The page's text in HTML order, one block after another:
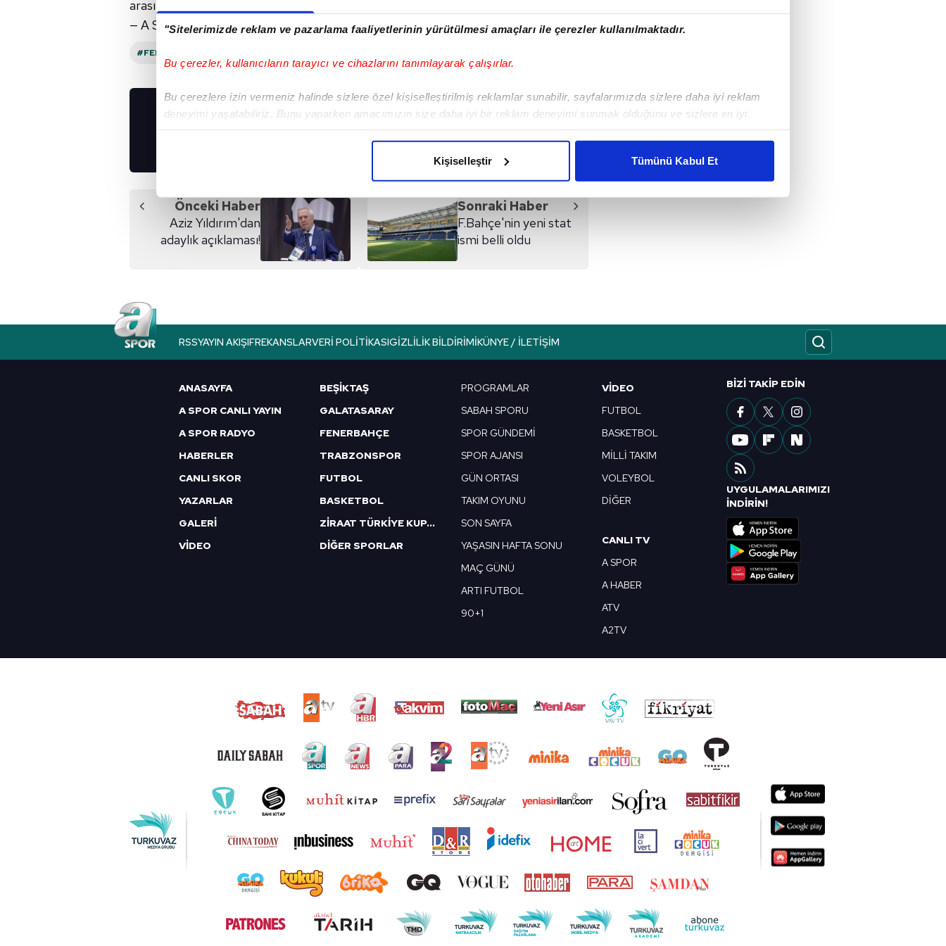
"Sitelerimizde reklam ve pazarlama faaliyetlerinin yürütülmesi amaçları ile çerezler kullanılmaktadır.
Bu çerezler, kullanıcıların tarayıcı ve cihazlarını tanımlayarak çalışırlar.
Bu çerezlere izin vermeniz halinde sizlere özel kişiselleştirilmiş reklamlar sunabilir, sayfalarımızda sizlere daha iyi reklam
deneyimi yaşatabiliriz. Bunu yaparken amacımızın size daha iyi bir reklam deneyimi sunmak olduğunu ve sizlere en iyi
Her halükârda, kullanıcılar, bu çerezlere izin vermedikleri takdirde, kullanıcılara hedefli reklamlar gösterilmeyecektir."
Sizlere daha iyi bir hizmet sunabilmek için İnternet Sitemizde kendimize ve üçüncü kişilere ait çerezler kullanılmaktadır. Bu
çerezler vasıtasıyla çeşitli kişisel verileriniz işlenmekte olup gerekli olan çerezler bilgi toplumu hizmetlerinin sunulması
amacıyla kullanılmaktadır. Diğer çerezler, sitemizin daha işlevsel kılınması ve kişiselleştirilmesi ve sizlere yönelik
6698 sayılı Kişisel Verilerin Korunması Kanunu uyarınca hazırlanmış Aydınlatma Metnimizi okumak ve sitemizde ilgili
Kişiselleştir Tümünü Kabul Et
arasında çıkan tartışmayı Aziz Yıldırım araya…
— A Spor (@aspor) July 26, 2025
#FENERBAHÇE KULÜBÜ
Önceki Haber
Aziz Yıldırım'dan
adaylık açıklaması!
Sonraki Haber
F.Bahçe'nin yeni stat
ismi belli oldu
RSSYAYIN AKIŞIFREKANSLARVERI POLITIKASIGIZLILIK BILDIRIMIKÜNYE / İLETIŞIM
ANASAYFA
A SPOR CANLI YAYIN
A SPOR RADYO
HABERLER
CANLI SKOR
YAZARLAR
GALERİ
VİDEO
BEŞİKTAŞ
GALATASARAY
FENERBAHÇE
TRABZONSPOR
FUTBOL
BASKETBOL
ZİRAAT TÜRKİYE KUPASI
DİĞER SPORLAR
PROGRAMLAR
SABAH SPORU
SPOR GÜNDEMİ
SPOR AJANSI
GÜN ORTASI
TAKIM OYUNU
SON SAYFA
YAŞASIN HAFTA SONU
MAÇ GÜNÜ
ARTI FUTBOL
90+1
VIDEO
FUTBOL
BASKETBOL
MİLLİ TAKIM
VOLEYBOL
DİĞER
CANLI TV
A SPOR
A HABER
ATV
A2TV
BIZI TAKIP EDIN
UYGULAMALARIMIZI
İNDİRİN!